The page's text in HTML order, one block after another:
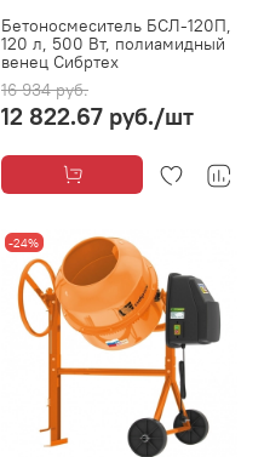
Бетоносмеситель БСЛ-120П,
120 л, 500 Вт, полиамидный
венец Сибртех
16 934 руб.
12 822.67 руб./шт
-24%